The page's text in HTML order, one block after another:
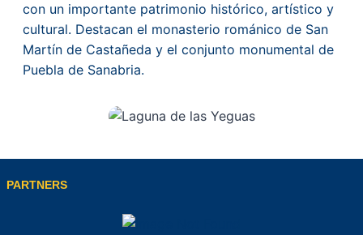
con un importante patrimonio histórico, artístico y
cultural. Destacan el monasterio románico de San
Martín de Castañeda y el conjunto monumental de
Puebla de Sanabria.
PARTNERS